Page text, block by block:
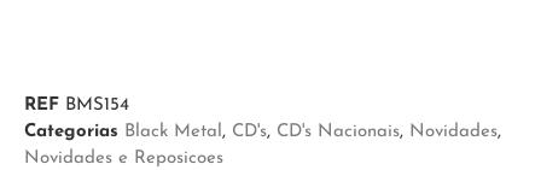
REF BMS154
Categorias Black Metal, CD's, CD's Nacionais, Novidades,
Novidades e Reposicoes